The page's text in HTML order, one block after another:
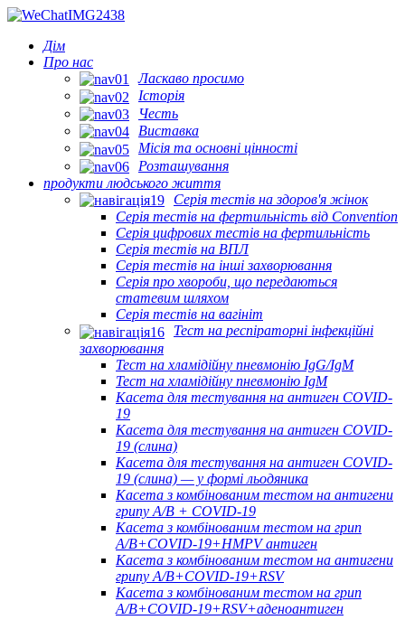
Дім
Про нас
Ласкаво просимо
Історія
Честь
Виставка
Місія та основні цінності
Розташування
продукти людського життя
Серія тестів на здоров'я жінок
Серія тестів на фертильність від Convention
Серія цифрових тестів на фертильність
Серія тестів на ВПЛ
Серія тестів на інші захворювання
Серія про хвороби, що передаються
статевим шляхом
Серія тестів на вагініт
Тест на респіраторні інфекційні
захворювання
Тест на хламідійну пневмонію IgG/IgM
Тест на хламідійну пневмонію IgM
Касета для тестування на антиген COVID-
19
Касета для тестування на антиген COVID-
19 (слина)
Касета для тестування на антиген COVID-
19 (слина) — у формі льодяника
Касета з комбінованим тестом на антигени
грипу A/B + COVID-19
Касета з комбінованим тестом на грип
A/B+COVID-19+HMPV антиген
Касета з комбінованим тестом на антигени
грипу A/B+COVID-19+RSV
Касета з комбінованим тестом на грип
A/B+COVID-19+RSV+аденоантиген